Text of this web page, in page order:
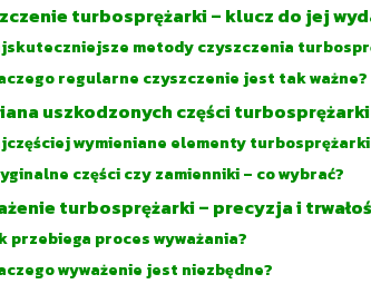
turbosprężarki – klucz do jej
metody czyszczenia
regularne czyszczenie jest tak ważne?
uszkodzonych części turbosprężarki
wymieniane elementy turbosprężarki
części czy zamienniki – co wybrać?
turbosprężarki – precyzja i
przebiega proces wyważania?
wyważenie jest niezbędne?